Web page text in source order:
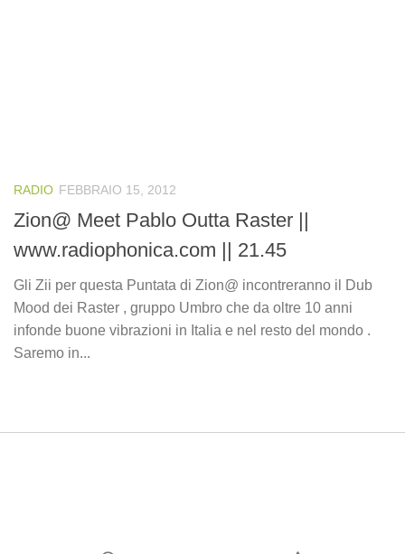
RADIO FEBBRAIO 15, 2012
Zion@ Meet Pablo Outta Raster ||
www.radiophonica.com || 21.45
Gli Zii per questa Puntata di Zion@ incontreranno il Dub
Mood dei Raster , gruppo Umbro che da oltre 10 anni
infonde buone vibrazioni in Italia e nel resto del mondo .
Saremo in...